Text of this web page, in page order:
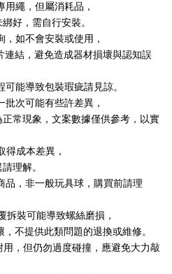
繩，但屬消耗品，
好，需自行安裝。
，如不會安裝或使用，
結，避免造成器材損壞與認知誤
能導致包裝瑕疵請見諒。
批次可能有些許差異，
常現象，文案數據僅供參考，以實
得成本差異，
理解。
品，非一般玩具球，購買前請理
拆裝可能導致螺絲磨損，
不提供此類問題的退換或維修。
用，但仍勿過度碰撞，應避免大力敲